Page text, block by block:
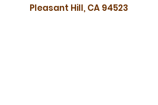
Pleasant Hill, CA 94523